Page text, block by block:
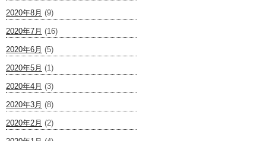
2020年8月 (9)
2020年7月 (16)
2020年6月 (5)
2020年5月 (1)
2020年4月 (3)
2020年3月 (8)
2020年2月 (2)